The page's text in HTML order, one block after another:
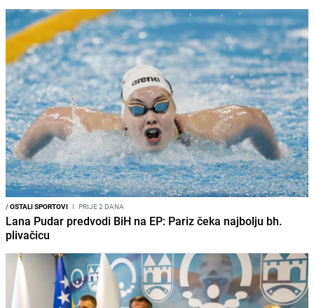
/OSTALI SPORTOVI I PRIJE 2 DANA
Lana Pudar predvodi BiH na EP: Pariz čeka najbolju bh.
plivačicu